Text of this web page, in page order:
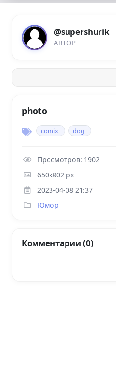
@supershurik
АВТОР
photo
comix dog
Просмотров: 1902
650x802 px
2023-04-08 21:37
Юмор
Комментарии (0)